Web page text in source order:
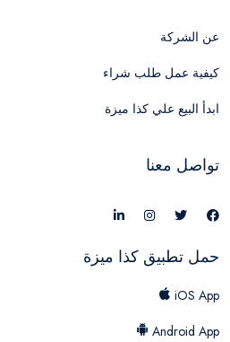
عن الشركة
كيفية عمل طلب شراء
ابدأ البيع علي كذا ميزة
تواصل معنا
حمل تطبيق كذا ميزة
iOS App
Android App